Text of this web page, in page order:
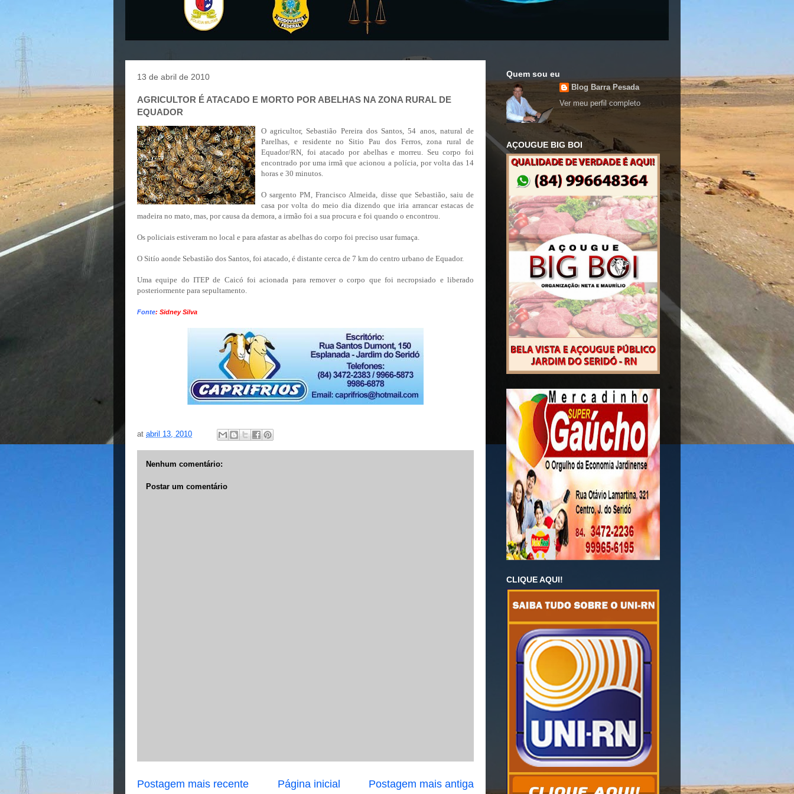
13 de abril de 2010
AGRICULTOR É ATACADO E MORTO POR ABELHAS NA ZONA RURAL DE
EQUADOR
O agricultor, Sebastião Pereira dos Santos, 54 anos, natural de
Parelhas, e residente no Sitio Pau dos Ferros, zona rural de
Equador/RN, foi atacado por abelhas e morreu. Seu corpo foi
encontrado por uma irmã que acionou a polícia, por volta das 14
horas e 30 minutos.
O sargento PM, Francisco Almeida, disse que Sebastião, saiu de
casa por volta do meio dia dizendo que iria arrancar estacas de
madeira no mato, mas, por causa da demora, a irmão foi a sua procura e foi quando o encontrou.
Os policiais estiveram no local e para afastar as abelhas do corpo foi preciso usar fumaça.
O Sitío aonde Sebastião dos Santos, foi atacado, é distante cerca de 7 km do centro urbano de Equador.
Uma equipe do ITEP de Caicó foi acionada para remover o corpo que foi necropsiado e liberado
posteriormente para sepultamento.
Fonte: Sidney Silva
at abril 13, 2010
Nenhum comentário:
Postar um comentário
Postagem mais recente Postagem mais antiga
Página inicial
Quem sou eu
Blog Barra Pesada
Ver meu perfil completo
AÇOUGUE BIG BOI
CLIQUE AQUI!